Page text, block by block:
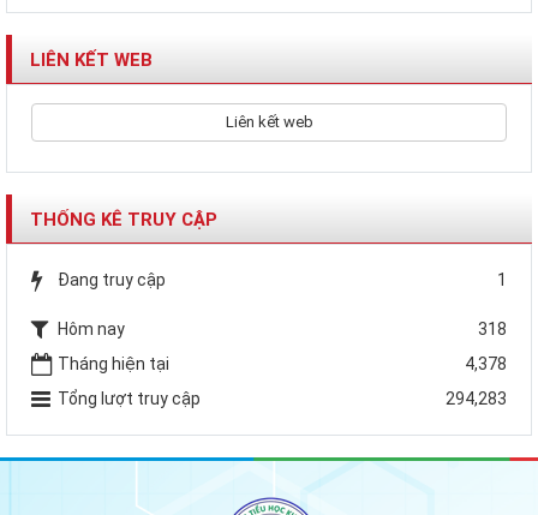
LIÊN KẾT WEB
Liên kết web
THỐNG KÊ TRUY CẬP
Đang truy cập 1
Hôm nay
318
Tháng hiện tại
4,378
Tổng lượt truy cập
294,283